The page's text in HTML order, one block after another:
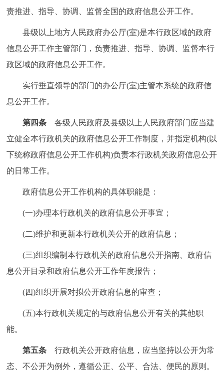
ITALIANO
回到顶部
责推进、指导、协调、监督全国的政府信息公开工作。
县级以上地方人民政府办公厅(室)是本行政区域的政府
信息公开工作主管部门，负责推进、指导、协调、监督本行
政区域的政府信息公开工作。
实行垂直领导的部门的办公厅(室)主管本系统的政府信
息公开工作。
第四条 各级人民政府及县级以上人民政府部门应当建
立健全本行政机关的政府信息公开工作制度，并指定机构(以
下统称政府信息公开工作机构)负责本行政机关政府信息公开
的日常工作。
政府信息公开工作机构的具体职能是：
(一)办理本行政机关的政府信息公开事宜；
(二)维护和更新本行政机关公开的政府信息；
(三)组织编制本行政机关的政府信息公开指南、政府信
息公开目录和政府信息公开工作年度报告；
(四)组织开展对拟公开政府信息的审查；
(五)本行政机关规定的与政府信息公开有关的其他职
能。
第五条 行政机关公开政府信息，应当坚持以公开为常
态、不公开为例外，遵循公正、公平、合法、便民的原则。